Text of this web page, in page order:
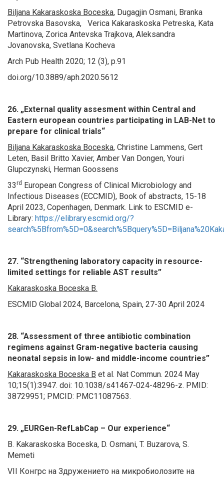
Biljana Kakaraskoska Boceska, Dugagjin Osmani, Branka
Petrovska Basovska, Verica Kakaraskoska Petreska, Kata
Martinova, Zorica Antevska Trajkova, Aleksandra
Jovanovska, Svetlana Kocheva
Arch Pub Health 2020; 12 (3), p.91
doi.org/10.3889/aph.2020.5612
26. „External quality assesment within Central and
Eastern european countries participating in LAB-Net to
prepare for clinical trials“
Biljana Kakaraskoska Boceska, Christine Lammens, Gert
Leten, Basil Britto Xavier, Amber Van Dongen, Youri
Glupczynski, Herman Goossens
33rd European Congress of Clinical Microbiology and
Infectious Diseases (ECCMID), Book of abstracts, 15-18
April 2023, Copenhagen, Denmark. Link to ESCMID e-
Library: https://elibrary.escmid.org/?
27. “Strengthening laboratory capacity in resource-
limited settings for reliable AST results”
Kakaraskoska Boceska B.
ESCMID Global 2024, Barcelona, Spain, 27-30 April 2024
28. “Assessment of three antibiotic combination
regimens against Gram-negative bacteria causing
neonatal sepsis in low- and middle-income countries”
Kakaraskoska Boceska B et al. Nat Commun. 2024 May
10;15(1):3947. doi: 10.1038/s41467-024-48296-z. PMID:
38729951; PMCID: PMC11087563.
29. „EURGen-RefLabCap – Our experience“
B. Kakaraskoska Boceska, D. Osmani, T. Buzarova, S.
Memeti
VII Конгрс на Здружението на микробиолозите на